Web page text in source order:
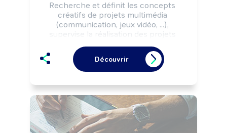
Recherche et définit les concepts
créatifs de projets multimédia
(communication, jeux vidéo, ...),
supervise la réalisation des projets
en cohérence avec la stratégie
commerciale.
Peut coordonner une équipe.
Découvrir